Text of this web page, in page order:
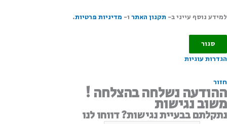
למידע נוסף עייני ב- תקנון האתר ו- מדיניות פרטיות.
סגור
הגדרות עוגיות
חזור
ההודעה נשלחה בהצלחה !
משוב נגישות
נתקלתם בבעיית נגישות? דווחו לנו